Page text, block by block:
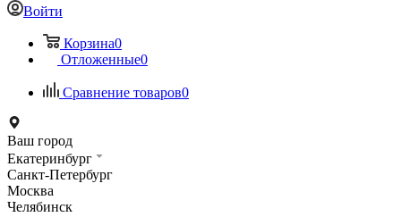
Войти
Корзина0
Отложенные0
Сравнение товаров0
Ваш город
Екатеринбург
Санкт-Петербург
Москва
Челябинск